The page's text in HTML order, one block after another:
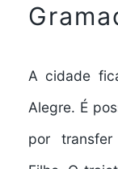
A cidade
Alegre. É
por